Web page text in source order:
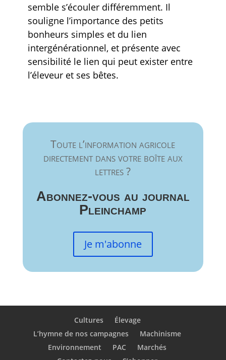
semble s’écouler différemment. Il
souligne l’importance des petits
bonheurs simples et du lien
intergénérationnel, et présente avec
sensibilité le lien qui peut exister entre
l’éleveur et ses bêtes.
Toute l’information agricole
directement dans votre boîte aux
lettres ?
Abonnez-vous au journal
Pleinchamp
Je m'abonne
Cultures
Élevage
L’hymne de nos campagnes
Machinisme
Environnement
PAC
Marchés